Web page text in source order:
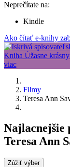
Neprečítate na:
Kindle
Ako čítať e-knihy
Filmy
Teresa Ann
Najlacnejšie
Teresa Ann
Zúžiť výber